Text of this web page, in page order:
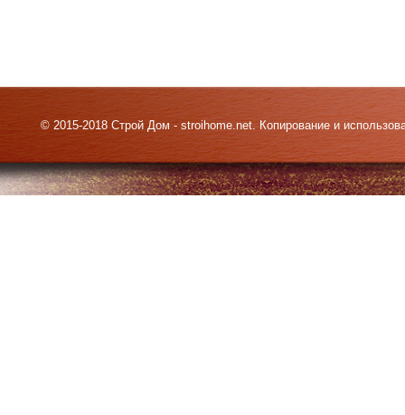
© 2015-2018 Строй Дом - stroihome.net. Копирование и